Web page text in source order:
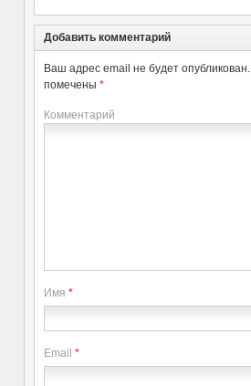
Добавить комментарий
Ваш адрес email не будет опубликован.
помечены *
Комментарий
Имя *
Email *